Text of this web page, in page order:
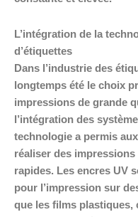
L’intégration de la
d’étiquettes
Dans l’industrie des
longtemps été le choix
impressions de grande
l’intégration des
technologie a permis
réaliser des
rapides. Les encres UV
pour l’impression sur
que les films plastiques,